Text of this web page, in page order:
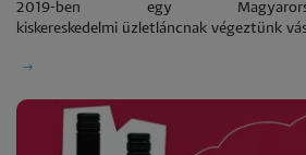
2019-ben egy
kiskereskedelmi üzletláncnak végeztünk